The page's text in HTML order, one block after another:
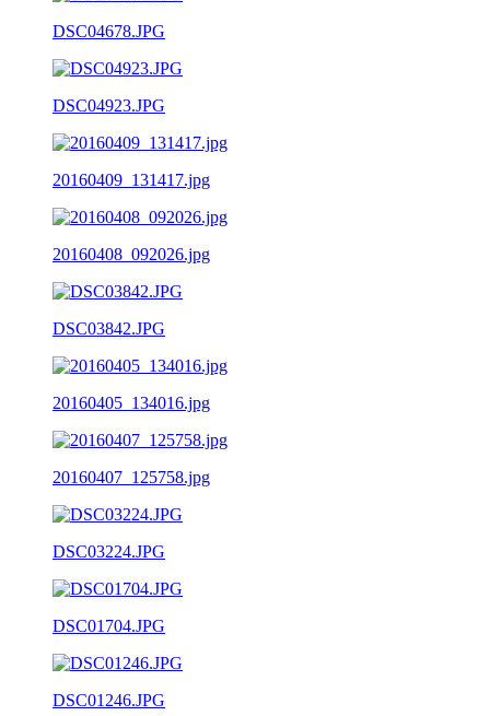
DSC04678.JPG
DSC04923.JPG
20160409_131417.jpg
20160408_092026.jpg
DSC03842.JPG
20160405_134016.jpg
20160407_125758.jpg
DSC03224.JPG
DSC01704.JPG
DSC01246.JPG